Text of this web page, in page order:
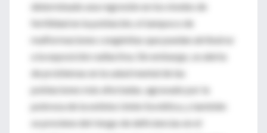
determinado una regresión en los niveles de
fertilidad en la población, ni tampoco de
malformaciones congénitas que puedan atribuirse
a la exposición radiactiva. Sin embargo, se alerta
de problemas en la salud mental de las
poblaciones más afectadas, agravado por la
pobreza de la extinta Unión Soviética, y también
se previene del riesgo de deficiencias en el